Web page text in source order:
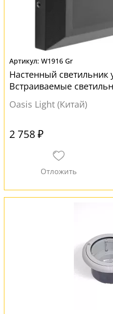
W1916 Gr
Настенный светильник
Встраиваемые
серый
Oasis Light (Китай)
2 758 ₽